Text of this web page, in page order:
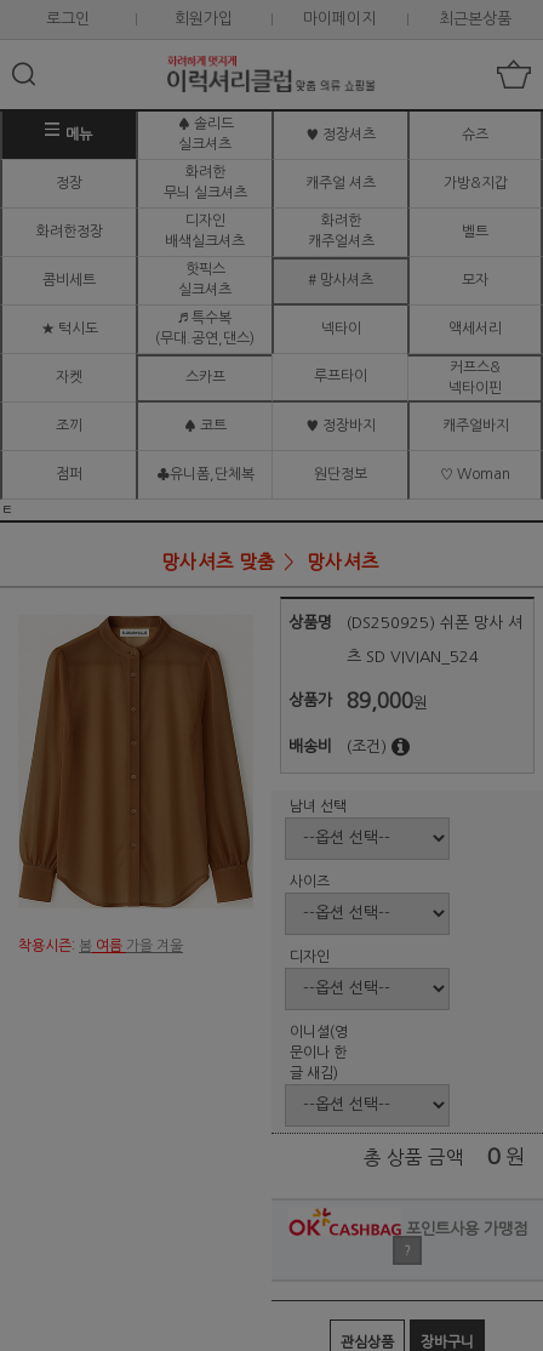
로그인 회원가입 마이페이지 최근본상품
메뉴
♠ 솔리드
실크셔츠
♥ 정장셔츠 슈즈
정장
화려한
무늬 실크셔츠
캐주얼 셔츠 가방&지갑
화려한정장
디자인
배색실크셔츠
화려한
캐주얼셔츠
벨트
콤비세트
핫픽스
실크셔츠
# 망사셔츠 모자
★ 턱시도
♬ 특수복
(무대.공연,댄스)
넥타이 액세서리
자켓 스카프 루프타이
커프스&
넥타이핀
조끼 ♠ 코트 ♥ 정장바지 캐주얼바지
점퍼 ♣유니폼,단체복 원단정보 ♡ Woman
ㅌ
망사셔츠 맞춤 망사셔츠
착용시즌: 봄 여름 가을 겨울
상품명 (DS250925) 쉬폰 망사 셔
츠 SD VIVIAN_524
상품가 89,000원
배송비 (조건)
남녀 선택
사이즈
디자인
이니셜(영
문이나 한
글 새김)
총 상품 금액 0 원
포인트사용 가맹점
?
관심상품 장바구니